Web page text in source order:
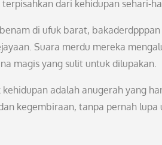
dari kehidupan sehari-
di ufuk barat,
Suara merdu mereka
magis yang sulit untuk dilupakan.
adalah anugerah yang
kegembiraan, tanpa pernah